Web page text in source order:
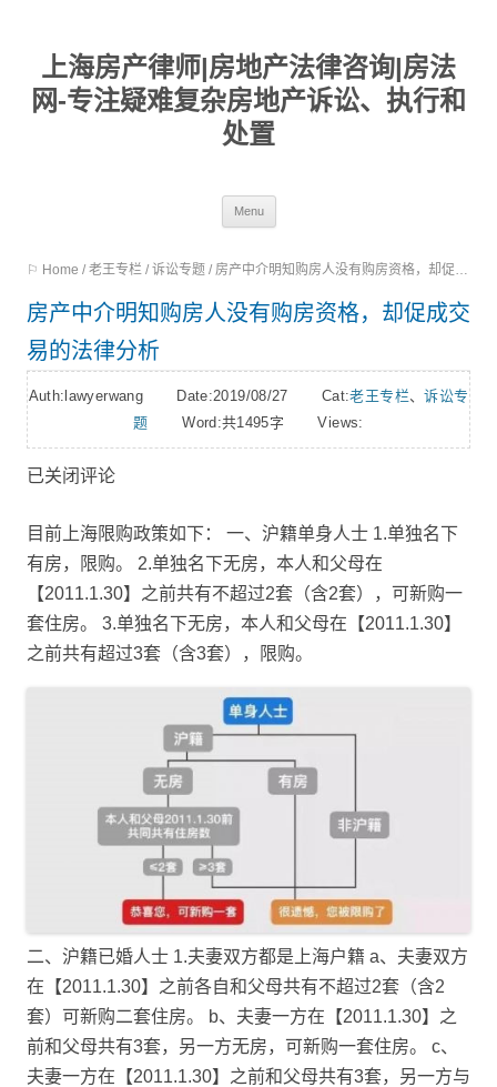
上海房产律师|房地产法律咨询|房法
网-专注疑难复杂房地产诉讼、执行和
处置
Menu
content
⚐ Home / 老王专栏 / 诉讼专题 / 房产中介明知购房人没有购房资格，却促成交易的法律分析
房产中介明知购房人没有购房资格，却促成交
易的法律分析
Auth:lawyerwang Date:2019/08/27 Cat:老王专栏、诉讼专
题 Word:共1495字 Views:
已关闭评论
目前上海限购政策如下： 一、沪籍单身人士 1.单独名下
有房，限购。 2.单独名下无房，本人和父母在
【2011.1.30】之前共有不超过2套（含2套），可新购一
套住房。 3.单独名下无房，本人和父母在【2011.1.30】
之前共有超过3套（含3套），限购。
二、沪籍已婚人士 1.夫妻双方都是上海户籍 a、夫妻双方
在【2011.1.30】之前各自和父母共有不超过2套（含2
套）可新购二套住房。 b、夫妻一方在【2011.1.30】之
前和父母共有3套，另一方无房，可新购一套住房。 c、
夫妻一方在【2011.1.30】之前和父母共有3套，另一方与